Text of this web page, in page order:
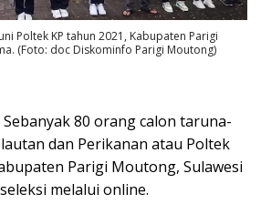
Poltek KP tahun 2021, Kabupaten Parigi
(Foto: doc Diskominfo Parigi Moutong)
Sebanyak 80 orang calon taruna-
dan Perikanan atau Poltek
Parigi Moutong, Sulawesi
melalui online.